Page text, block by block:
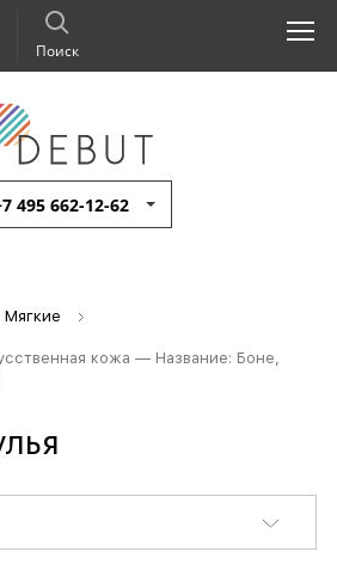
495 662-12-62
Поиск
Мягкие
кожа — Название: Боне,